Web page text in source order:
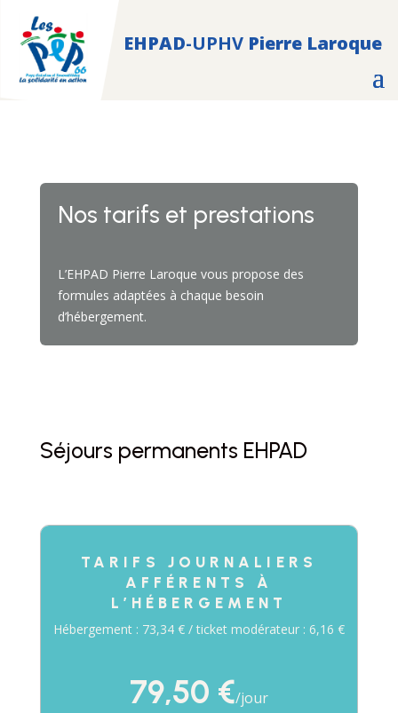
EHPAD-UPHV Pierre Laroque
Nos tarifs et prestations
L’EHPAD Pierre Laroque vous propose des
formules adaptées à chaque besoin
d’hébergement.
Séjours permanents EHPAD
TARIFS JOURNALIERS
AFFÉRENTS À
L’HÉBERGEMENT
Hébergement : 73,34 € / ticket modérateur : 6,16 €
79,50 €/jour